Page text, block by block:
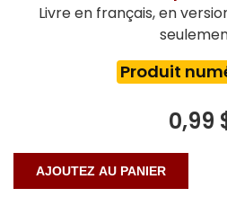
Livre en français, en
Produit
0,99